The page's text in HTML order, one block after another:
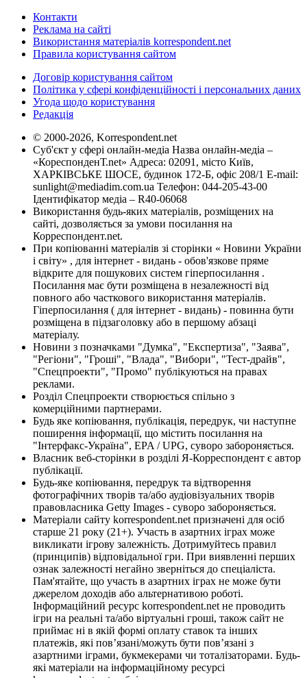
Контакти
Реклама на сайті
Використання матеріалів korrespondent.net
Правила користування сайтом
Договір користування сайтом
Політика у сфері конфіденційності і персональних даних
Угода щодо користування
Редакція
© 2000-2026, Korrespondent.net
Суб'єкт у сфері онлайн-медіа Назва онлайн-медіа –
«КореспонденТ.net» Адреса: 02091, місто Київ,
ХАРКІВСЬКЕ ШОСЕ, будинок 172-Б, офіс 208/1 E-mail:
sunlight@mediadim.com.ua Телефон: 044-205-43-00
Ідентифікатор медіа – R40-06068
Використання будь-яких матеріалів, розміщених на
сайті, дозволяється за умови посилання на
Корреспондент.net.
При копіюванні матеріалів зі сторінки « Новини України
і світу» , для інтернет - видань - обов'язкове пряме
відкрите для пошукових систем гіперпосилання .
Посилання має бути розміщена в незалежності від
повного або часткового використання матеріалів.
Гіперпосилання ( для інтернет - видань) - повинна бути
розміщена в підзаголовку або в першому абзаці
матеріалу.
Новини з позначками "Думка", "Експертиза", "Заява",
"Регіони", "Гроші", "Влада", "Вибори", "Тест-драйв",
"Спецпроекти", "Промо" публікуються на правах
реклами.
Розділ Спецпроекти створюється спільно з
комерційними партнерами.
Будь яке копіювання, публікація, передрук, чи наступне
поширення інформації, що містить посилання на
"Інтерфакс-Україна", EPA / UPG, суворо забороняється.
Власник веб-сторінки в розділі Я-Корреспондент є автор
публікації.
Будь-яке копіювання, передрук та відтворення
фотографічних творів та/або аудіовізуальних творів
правовласника Getty Images - суворо забороняється.
Матеріали сайту korrespondent.net призначені для осіб
старше 21 року (21+). Участь в азартних іграх може
викликати ігрову залежність. Дотримуйтесь правил
(принципів) відповідальної гри. При виявленні перших
ознак залежності негайно зверніться до спеціаліста.
Пам'ятайте, що участь в азартних іграх не може бути
джерелом доходів або альтернативою роботі.
Інформаційний ресурс korrespondent.net не проводить
ігри на реальні та/або віртуальні гроші, також сайт не
приймає ні в якій формі оплату ставок та інших
платежів, які пов’язані/можуть бути пов’язані з
азартними іграми, букмекерами чи тоталізаторами. Будь-
які матеріали на інформаційному ресурсі